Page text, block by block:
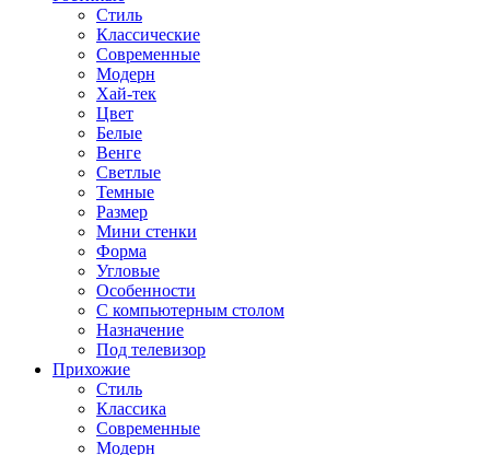
Стиль
Классические
Современные
Модерн
Хай-тек
Цвет
Белые
Венге
Светлые
Темные
Размер
Мини стенки
Форма
Угловые
Особенности
С компьютерным столом
Назначение
Под телевизор
Прихожие
Стиль
Классика
Современные
Модерн